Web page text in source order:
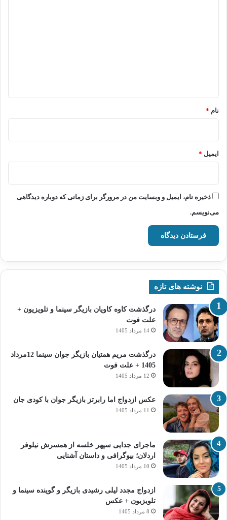
نام *
ایمیل *
ذخیره نام، ایمیل و وبسایت من در مرورگر برای زمانی که دوباره دیدگاهی
می‌نویسم.
نوشته های تازه
درگذشت کاوه کاویان بازیگر سینما و تلویزیون +
علت فوت
14 مرداد 1405
درگذشت مریم همتیان بازیگر جوان سینما 12مرداد
1405 + علت فوت
12 مرداد 1405
عکس ازدواج اما رابرتز بازیگر جوان با کودی جان
11 مرداد 1405
ماجرای جدایی سپهر خلسه از همسرش نیلوفر
اردلان؛ بیوگرافی و داستان آشنایی
10 مرداد 1405
ازدواج مجدد لیلی رشیدی بازیگر و گوینده سینما و
تلویزیون + عکس
8 مرداد 1405